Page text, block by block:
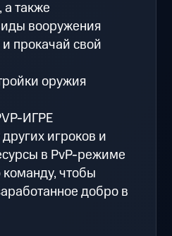
также
вооружения
прокачай свой
оружия
ИГРЕ
игроков и
в PvP-режиме
чтобы
добро в